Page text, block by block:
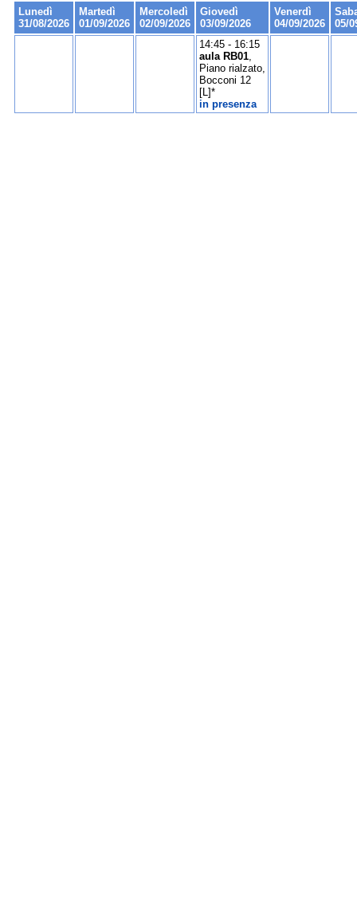
Lunedì
31/08/2026
Martedì
01/09/2026
Mercoledì
02/09/2026
Giovedì
03/09/2026
Venerdì
04/09/2026
05/
14:45 - 16:15
aula RB01,
Piano rialzato,
Bocconi 12
[L]*
in presenza